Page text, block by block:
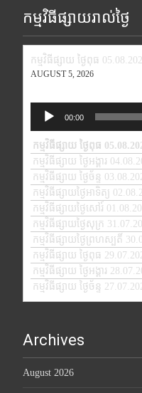
កម្មវិធីផ្សាយរាល់ថ្ងៃ
កម្មវិធីផ្សាយ ថ្ងៃពុធ
AUGUST 5, 2026
Audio
Player
00:00
កម្មវិធីផ្សាយ ថ្ងៃពុធ
កម្មវិធីផ្សាយ ថ្ងៃអង្គារ
កម្មវិធីផ្សាយ ថ្ងៃច័ន្ទ
កម្មវិធីផ្សាយថ្ងៃអាទិត្យ
កម្មវិធីផ្សាយថ្ងៃសៅរ៍
កម្មវិធីផ្សាយថ្ងៃសុក្រ
កម្មវិធីផ្សាយថ្ងៃព្រហស្បតិ៍
កម្មវិធីផ្សាយ ថ្ងៃពុធ
កម្មវិធីផ្សាយ ថ្ងៃអង្គារ
កម្មវិធីផ្សាយ ថ្ងៃច័ន្ទ
Archives
August 2026